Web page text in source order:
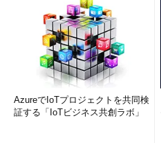
●公開鍵
——RSA
最も有名で最も広く使用
ム。この連載の中でも公
にコメントがない限りこ
ていただいてかまわない
は、3人の開発者の
AzureでIoTプロジェクトを共同検
証する「IoTビジネス共創ラボ」